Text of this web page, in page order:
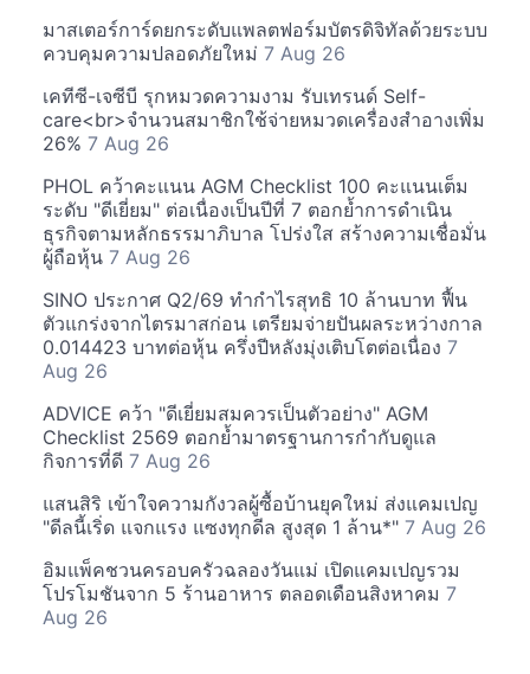
มาสเตอร์การ์ดยกระดับแพลตฟอร์มบัตรดิจิทัลด้วยระบบ
ควบคุมความปลอดภัยใหม่ 7 Aug 26
เคทีซี-เจซีบี รุกหมวดความงาม รับเทรนด์ Self-
care<br>จำนวนสมาชิกใช้จ่ายหมวดเครื่องสำอางเพิ่ม
26% 7 Aug 26
PHOL คว้าคะแนน AGM Checklist 100 คะแนนเต็ม
ระดับ "ดีเยี่ยม" ต่อเนื่องเป็นปีที่ 7 ตอกย้ำการดำเนิน
ธุรกิจตามหลักธรรมาภิบาล โปร่งใส สร้างความเชื่อมั่น
ผู้ถือหุ้น 7 Aug 26
SINO ประกาศ Q2/69 ทำกำไรสุทธิ 10 ล้านบาท ฟื้น
ตัวแกร่งจากไตรมาสก่อน เตรียมจ่ายปันผลระหว่างกาล
0.014423 บาทต่อหุ้น ครึ่งปีหลังมุ่งเติบโตต่อเนื่อง 7
Aug 26
ADVICE คว้า "ดีเยี่ยมสมควรเป็นตัวอย่าง" AGM
Checklist 2569 ตอกย้ำมาตรฐานการกำกับดูแล
กิจการที่ดี 7 Aug 26
แสนสิริ เข้าใจความกังวลผู้ซื้อบ้านยุคใหม่ ส่งแคมเปญ
"ดีลนี้เริ่ด แจกแรง แซงทุกดีล สูงสุด 1 ล้าน*" 7 Aug 26
อิมแพ็คชวนครอบครัวฉลองวันแม่ เปิดแคมเปญรวม
โปรโมชันจาก 5 ร้านอาหาร ตลอดเดือนสิงหาคม 7
Aug 26